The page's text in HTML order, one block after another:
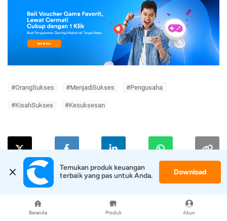
Beranda Produk Akun
#OrangSukses #MenjadiSukses #Pengusaha
#KisahSukses #Kesuksesan
Cek Produk-Produk di Cermati
Temukan produk keuangan
terbaik yang pas untuk Anda.
Download